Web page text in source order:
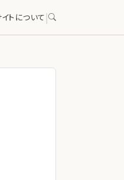
トについて |